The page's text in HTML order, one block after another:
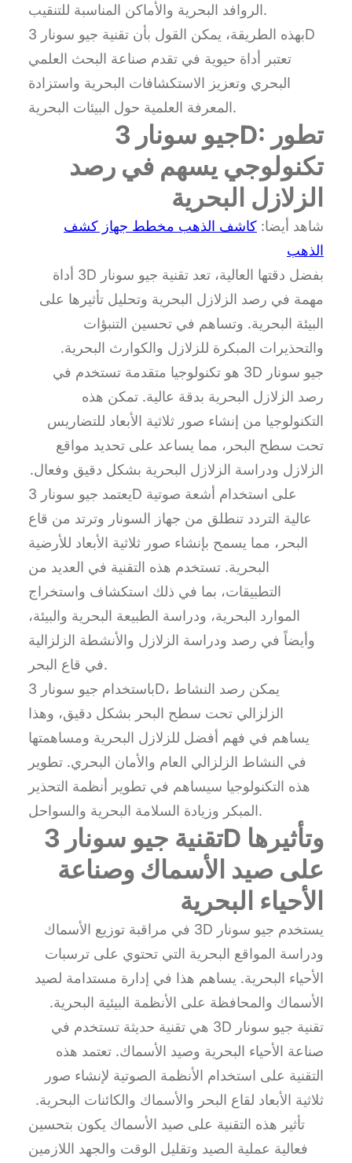
الروافد البحرية والأماكن المناسبة للتنقيب.
بهذه الطريقة، يمكن القول بأن تقنية جيو سونار 3D
تعتبر أداة حيوية في تقدم صناعة البحث العلمي
البحري وتعزيز الاستكشافات البحرية واستزادة
المعرفة العلمية حول البيئات البحرية.
جيو سونار 3D: تطور
تكنولوجي يسهم في رصد
الزلازل البحرية
شاهد أيضا: كاشف الذهب مخطط جهاز كشف
الذهب
بفضل دقتها العالية، تعد تقنية جيو سونار 3D أداة
مهمة في رصد الزلازل البحرية وتحليل تأثيرها على
البيئة البحرية. وتساهم في تحسين التنبؤات
والتحذيرات المبكرة للزلازل والكوارث البحرية.
جيو سونار 3D هو تكنولوجيا متقدمة تستخدم في
رصد الزلازل البحرية بدقة عالية. تمكن هذه
التكنولوجيا من إنشاء صور ثلاثية الأبعاد للتضاريس
تحت سطح البحر، مما يساعد على تحديد مواقع
الزلازل ودراسة الزلازل البحرية بشكل دقيق وفعال.
يعتمد جيو سونار 3D على استخدام أشعة صوتية
عالية التردد تنطلق من جهاز السونار وترتد من قاع
البحر، مما يسمح بإنشاء صور ثلاثية الأبعاد للأرضية
البحرية. تستخدم هذه التقنية في العديد من
التطبيقات، بما في ذلك استكشاف واستخراج
الموارد البحرية، ودراسة الطبيعة البحرية والبيئة،
وأيضاً في رصد ودراسة الزلازل والأنشطة الزلزالية
في قاع البحر.
باستخدام جيو سونار 3D، يمكن رصد النشاط
الزلزالي تحت سطح البحر بشكل دقيق، وهذا
يساهم في فهم أفضل للزلازل البحرية ومساهمتها
في النشاط الزلزالي العام والأمان البحري. تطوير
هذه التكنولوجيا سيساهم في تطوير أنظمة التحذير
المبكر وزيادة السلامة البحرية والسواحل.
تقنية جيو سونار 3D وتأثيرها
على صيد الأسماك وصناعة
الأحياء البحرية
يستخدم جيو سونار 3D في مراقبة توزيع الأسماك
ودراسة المواقع البحرية التي تحتوي على ترسبات
الأحياء البحرية. يساهم هذا في إدارة مستدامة لصيد
الأسماك والمحافظة على الأنظمة البيئية البحرية.
تقنية جيو سونار 3D هي تقنية حديثة تستخدم في
صناعة الأحياء البحرية وصيد الأسماك. تعتمد هذه
التقنية على استخدام الأنظمة الصوتية لإنشاء صور
ثلاثية الأبعاد لقاع البحر والأسماك والكائنات البحرية.
تأثير هذه التقنية على صيد الأسماك يكون بتحسين
فعالية عملية الصيد وتقليل الوقت والجهد اللازمين